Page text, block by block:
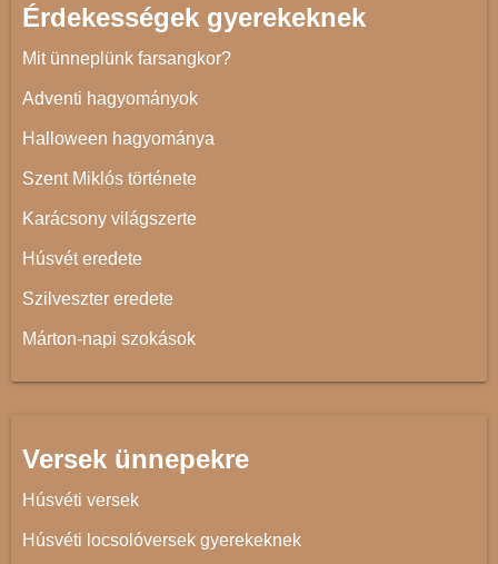
Érdekességek gyerekeknek
Mit ünneplünk farsangkor?
Adventi hagyományok
Halloween hagyománya
Szent Miklós története
Karácsony világszerte
Húsvét eredete
Szilveszter eredete
Márton-napi szokások
Versek ünnepekre
Húsvéti versek
Húsvéti locsolóversek gyerekeknek